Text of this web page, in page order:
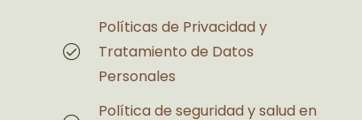
Políticas de Privacidad y
Tratamiento de Datos
Personales
Política de seguridad y salud en